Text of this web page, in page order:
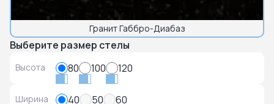
Гранит Габбро-Диабаз
Выберите размер стелы
Высота 80 100 120
Ширина 40 50 60